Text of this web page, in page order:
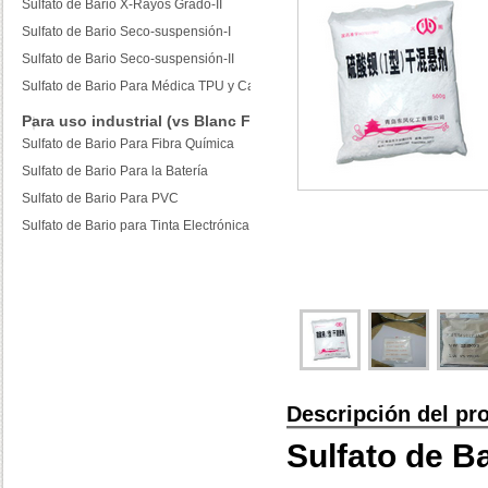
Sulfato de Bario X-Rayos Grado-II
Sulfato de Bario Seco-suspensión-I
Sulfato de Bario Seco-suspensión-II
Sulfato de Bario Para Médica TPU y Catéteres
Para uso industrial (vs Blanc Fixe)
Sulfato de Bario Para Fibra Química
Sulfato de Bario Para la Batería
Sulfato de Bario Para PVC
Sulfato de Bario para Tinta Electrónica
Descripción del
Sulfato de